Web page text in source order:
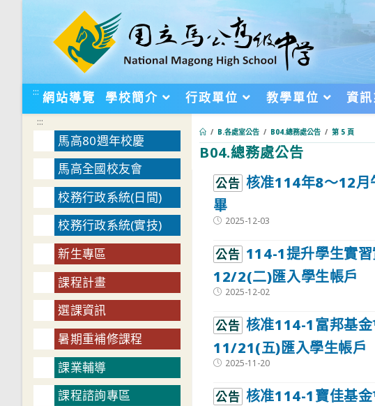
::: 網站導覽 學校簡介 行政單位 教學單位 資
B04.總務處公告
/ B.各處室公告 / B04.總務處公告 / 第 5 頁
公告 核准114年8～12
畢
Post2025-12-03
公告 114-1提升學生實
12/2(二)匯入學生帳戶
Post2025-12-02
公告 核准114-1富邦基
11/21(五)匯入學生帳戶
Post2025-11-20
公告 核准114-1寶佳基
:::
馬高80週年校慶
馬高全國校友會
校務行政系統(日間)
校務行政系統(實技)
新生專區
課程計畫
選課資訊
暑期重補修課程
課業輔導
課程諮詢專區